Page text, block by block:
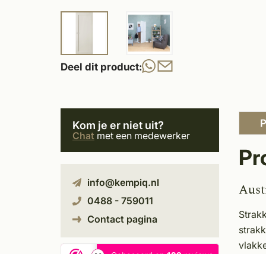
Deel dit product:
Kom je er niet uit?
Chat met een medewerker
info@kempiq.nl
0488 - 759011
Contact pagina